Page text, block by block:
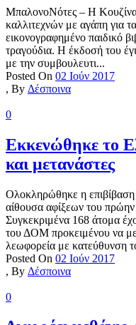
ΜπαλονοΝότες – Η
καλλιτεχνών με αγάπη για
εικονογραφημένο παιδικό
τραγούδια. Η έκδοσή του
με την συμβουλευτι...
Posted On 02 Ιούν 2017
, By Δέσποινα
0
Εκκενώθηκε το
και μετανάστες
Ολοκληρώθηκε η
αίθουσα αφίξεων του
Συγκεκριμένα 168 άτομα
του ΔΟΜ προκειμένου να
λεωφορεία με κατεύθυνση
Posted On 02 Ιούν 2017
, By Δέσποινα
0